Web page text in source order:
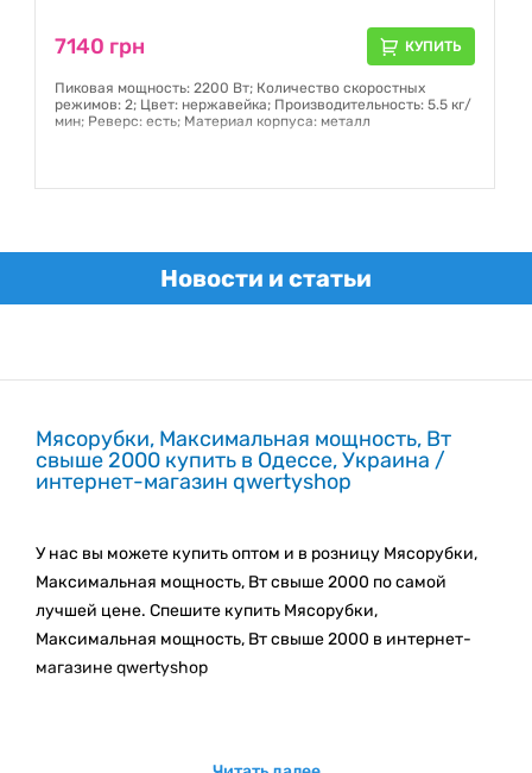
7140 грн КУПИТЬ
Пиковая мощность: 2200 Вт; Количество скоростных
режимов: 2; Цвет: нержавейка; Производительность: 5.5 кг/
мин; Реверс: есть; Материал корпуса: металл
Новости и статьи
Мясорубки, Максимальная мощность, Вт
свыше 2000 купить в Одессе, Украина /
интернет-магазин qwertyshop
У нас вы можете купить оптом и в розницу Мясорубки,
Максимальная мощность, Вт свыше 2000 по самой
лучшей цене. Спешите купить Мясорубки,
Максимальная мощность, Вт свыше 2000 в интернет-
магазине qwertyshop